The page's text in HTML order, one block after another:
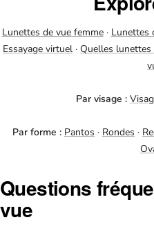
Lunettes de vue femme· Lunettes
Essayage virtuel · Quelles lunettes
Par visage :
Par forme : Pantos · Rondes ·
Questions
vue